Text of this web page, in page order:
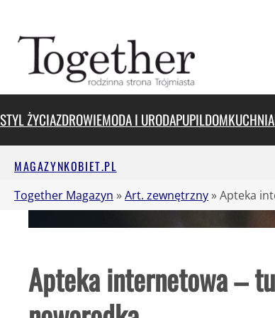
treści
STYL ŻYCIAZDROWIEMODA I URODAPUPILDOMKUCHNIA
MAGAZYNKOBIET.PL
Together Magazyn »Art. zewnętrzny»Apteka
Apteka internetowa –